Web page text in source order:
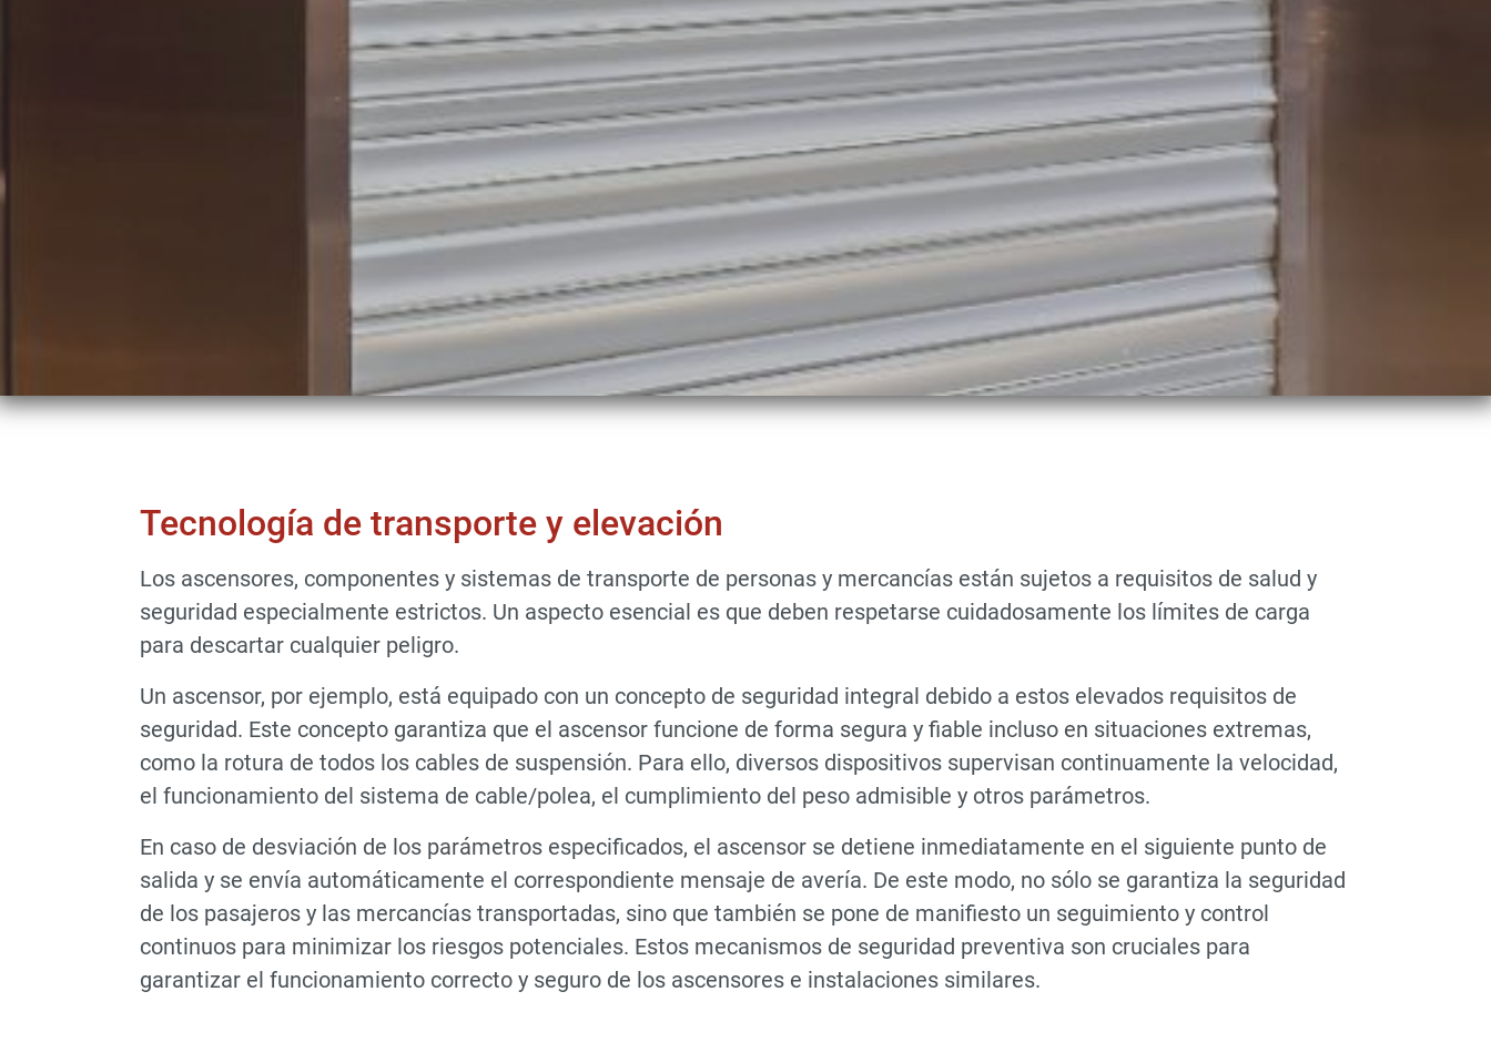
Tecnología de transporte y elevación
Los ascensores, componentes y sistemas de transporte de personas y mercancías están sujetos a requisitos de salud y
seguridad especialmente estrictos. Un aspecto esencial es que deben respetarse cuidadosamente los límites de carga
para descartar cualquier peligro.
Un ascensor, por ejemplo, está equipado con un concepto de seguridad integral debido a estos elevados requisitos de
seguridad. Este concepto garantiza que el ascensor funcione de forma segura y fiable incluso en situaciones extremas,
como la rotura de todos los cables de suspensión. Para ello, diversos dispositivos supervisan continuamente la velocidad,
el funcionamiento del sistema de cable/polea, el cumplimiento del peso admisible y otros parámetros.
En caso de desviación de los parámetros especificados, el ascensor se detiene inmediatamente en el siguiente punto de
salida y se envía automáticamente el correspondiente mensaje de avería. De este modo, no sólo se garantiza la seguridad
de los pasajeros y las mercancías transportadas, sino que también se pone de manifiesto un seguimiento y control
continuos para minimizar los riesgos potenciales. Estos mecanismos de seguridad preventiva son cruciales para
garantizar el funcionamiento correcto y seguro de los ascensores e instalaciones similares.